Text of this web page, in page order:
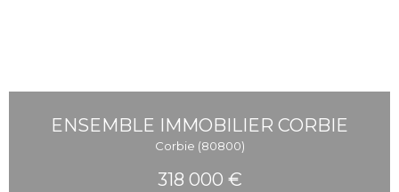
ENSEMBLE IMMOBILIER CORBIE
Corbie (80800)
318 000 €